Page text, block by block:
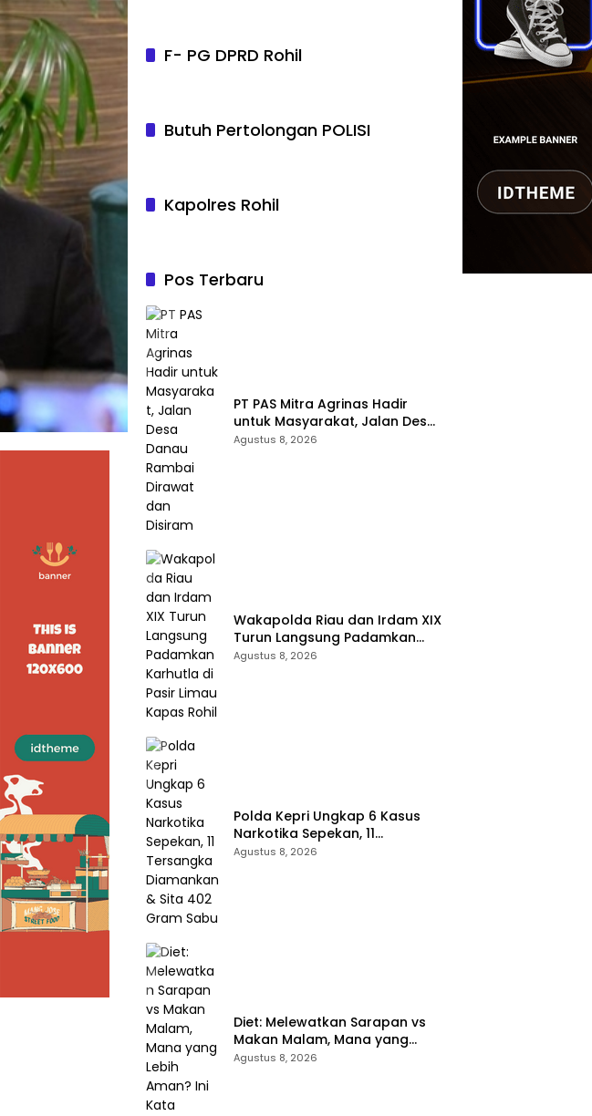
F- PG DPRD Rohil
Butuh Pertolongan POLISI
Kapolres Rohil
Pos Terbaru
‎PT PAS Mitra Agrinas Hadir
untuk Masyarakat, Jalan Desa
Danau Rambai Dirawat dan
Agustus 8, 2026
Wakapolda Riau dan Irdam XIX
Turun Langsung Padamkan
Karhutla di Pasir Limau Kapas
Agustus 8, 2026
Polda Kepri Ungkap 6 Kasus
Narkotika Sepekan, 11
Tersangka Diamankan & Sita
Agustus 8, 2026
Diet: Melewatkan Sarapan vs
Makan Malam, Mana yang
Lebih Aman? Ini Kata Dokter
Agustus 8, 2026